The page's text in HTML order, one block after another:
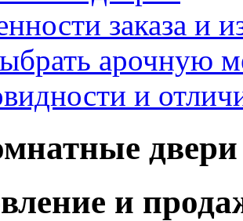
заказа и
арочную
и
двери
и